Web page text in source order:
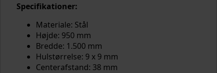
Specifikationer:
Materiale: Stål
Højde: 950 mm
Bredde: 1.500 mm
Hulstørrelse: 9 x 9 mm
Centerafstand: 38 mm